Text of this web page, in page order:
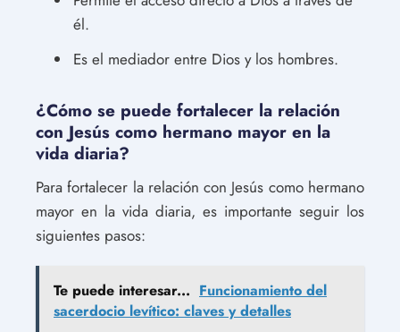
él.
Es el mediador entre Dios y los hombres.
¿Cómo se puede fortalecer la relación
con Jesús como hermano mayor en la
vida diaria?
Para fortalecer la relación con Jesús como hermano
mayor en la vida diaria, es importante seguir los
siguientes pasos:
Te puede interesar... Funcionamiento del
sacerdocio levítico: claves y detalles